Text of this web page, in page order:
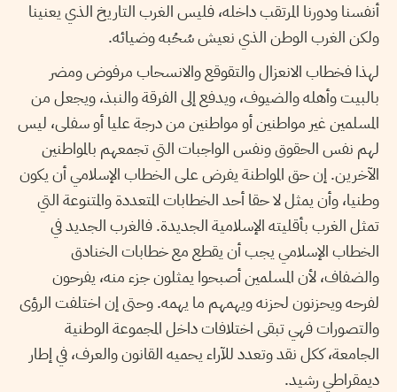
أنفسنا ودورنا المرتقب داخله، فليس الغرب التاريخ الذي يعنينا
ولكن الغرب الوطن الذي نعيش سُحُبه وضيائه.
لهذا فخطاب الانعزال والتقوقع والانسحاب مرفوض ومضر
بالبيت وأهله والضيوف، ويدفع إلى الفرقة والنبذ، ويجعل من
المسلمين غير مواطنين أو مواطنين من درجة عليا أو سفلى، ليس
لهم نفس الحقوق ونفس الواجبات التي تجمعهم بالمواطنين
الآخرين. إن حق المواطنة يفرض على الخطاب الإسلامي أن يكون
وطنيا، وأن يمثل لا حقا أحد الخطابات المتعددة والمتنوعة التي
تمثل الغرب بأقليته الإسلامية الجديدة. فالغرب الجديد في
الخطاب الإسلامي يجب أن يقطع مع خطابات الخنادق
والضفاف، لأن المسلمين أصبحوا يمثلون جزء منه، يفرحون
لفرحه ويحزنون لحزنه ويهمهم ما يهمه. وحتى إن اختلفت الرؤى
والتصورات فهي تبقى اختلافات داخل المجموعة الوطنية
الجامعة، ككل نقد وتعدد للآراء يحميه القانون والعرف، في إطار
ديمقراطي رشيد.